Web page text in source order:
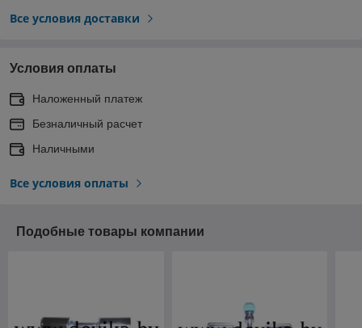
Все условия доставки
Условия оплаты
Наложенный платеж
Безналичный расчет
Наличными
Все условия оплаты
Подобные товары компании